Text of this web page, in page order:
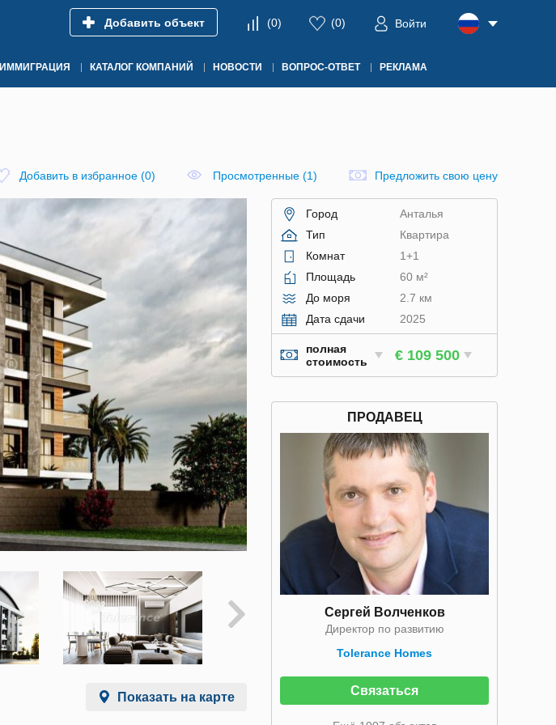
Добавить объект (0) (0) Войти
ИММИГРАЦИЯ КАТАЛОГ КОМПАНИЙ НОВОСТИ ВОПРОС-ОТВЕТ РЕКЛАМА
Добавить в избранное (0) Просмотренные (1) Предложить свою цену
Показать на карте
Город
Анталья
Тип
Квартира
Комнат
1+1
Площадь
60 м²
До моря
2.7 км
Дата сдачи
2025
полная
стоимость
€ 109 500
ПРОДАВЕЦ
Сергей Волченков
Директор по развитию
Tolerance Homes
Связаться